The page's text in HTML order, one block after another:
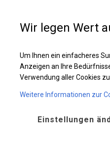
Solides Lager-
Wir legen Wert
Um Ihnen ein einfacheres
Anzeigen an Ihre
Verwendung aller Cookies
Weitere Informationen zur
Einstellungen